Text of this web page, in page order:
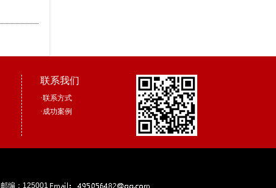
联系我们
·联系方式
·成功案例
邮编：125001